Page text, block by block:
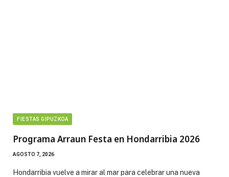
FIESTAS GIPUZKOA
Programa Arraun Festa en Hondarribia 2026
AGOSTO 7, 2026
Hondarribia vuelve a mirar al mar para celebrar una nueva